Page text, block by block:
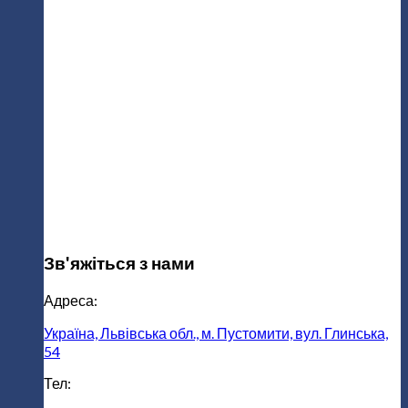
Зв'яжіться з нами
Адреса:
Україна, Львівська обл., м. Пустомити, вул. Глинська,
54
Тел: